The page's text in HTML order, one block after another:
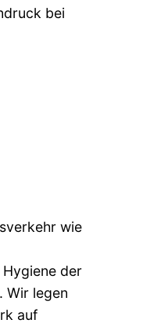
bei
wie
der
Wir legen
auf